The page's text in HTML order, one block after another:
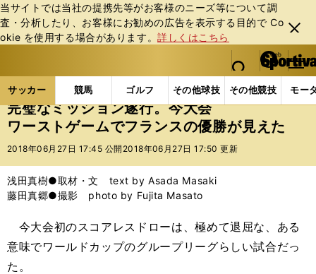
当サイトでは当社の提携先等がお客様のニーズ等について調
査・分析したり、お客様にお勧めの広告を表⽰する⽬的で Co
okie を使⽤する場合があります。詳しくはこちら
閉じ
る
web Sportiva (webスポルティーバ)
検索
マイペ
ー
ジ
メニュ
サッカー 競馬 ゴルフ その他球技 その他競技 モー
ス
ポ
ル
バ
サッカーの記事一覧 海外サッカー 海外サッカー
完璧なミッション遂行。今大会
ワーストゲームでフランスの優勝が見えた
2018年06月27日 17:45 公開 2018年06月27日 17:50 更新
浅田真樹●取材・文 text by Asada Masaki
藤田真郷●撮影 photo by Fujita Masato
今大会初のスコアレスドローは、極めて退屈な、ある
意味でワールドカップのグループリーグらしい試合だっ
た。